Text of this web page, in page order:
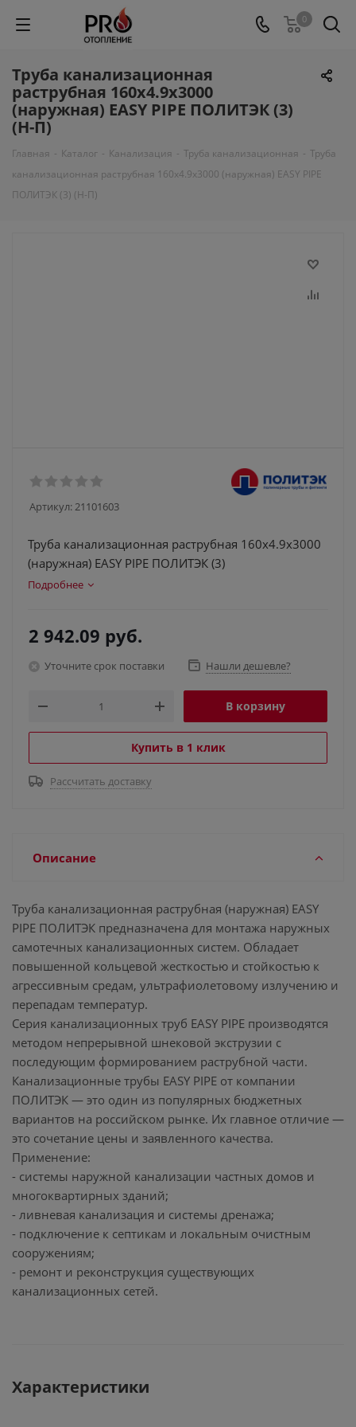
0
Труба канализационная
раструбная 160х4.9х3000
(наружная) EASY PIPE ПОЛИТЭК (3)
(Н-П)
Главная - Каталог - Канализация - Труба канализационная - Труба
канализационная раструбная 160х4.9х3000 (наружная) EASY PIPE
ПОЛИТЭК (3) (Н-П)
Артикул:21101603
Труба канализационная раструбная 160х4.9х3000
(наружная) EASY PIPE ПОЛИТЭК (3)
Подробнее
2 942.09 руб.
Уточните срок поставки Нашли дешевле?
В корзину
Купить в 1 клик
Рассчитать доставку
Описание
Труба канализационная раструбная (наружная) EASY
PIPE ПОЛИТЭК предназначена для монтажа наружных
самотечных канализационных систем. Обладает
повышенной кольцевой жесткостью и стойкостью к
агрессивным средам, ультрафиолетовому излучению и
перепадам температур.
Серия канализационных труб EASY PIPE производятся
методом непрерывной шнековой экструзии с
последующим формированием раструбной части.
Канализационные трубы EASY PIPE от компании
ПОЛИТЭК — это один из популярных бюджетных
вариантов на российском рынке. Их главное отличие —
это сочетание цены и заявленного качества.
Применение:
- системы наружной канализации частных домов и
многоквартирных зданий;
- ливневая канализация и системы дренажа;
- подключение к септикам и локальным очистным
сооружениям;
- ремонт и реконструкция существующих
канализационных сетей.
Характеристики